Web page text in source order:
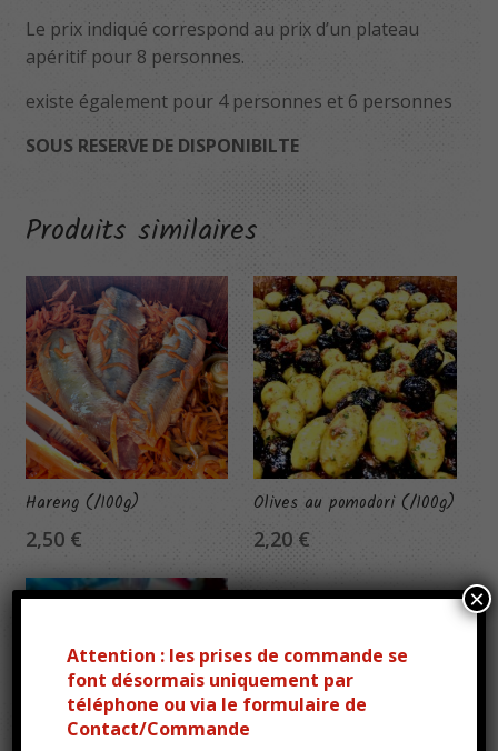
Le prix indiqué correspond au prix d’un plateau
apéritif pour 8 personnes.
existe également pour 4 personnes et 6 personnes
SOUS RESERVE DE DISPONIBILTE
Produits similaires
Hareng (/100g)
2,50 €
Olives au pomodori (/100g)
2,20 €
Attention : les prises de commande se
font désormais uniquement par
téléphone ou via le formulaire de
Contact/Commande
×